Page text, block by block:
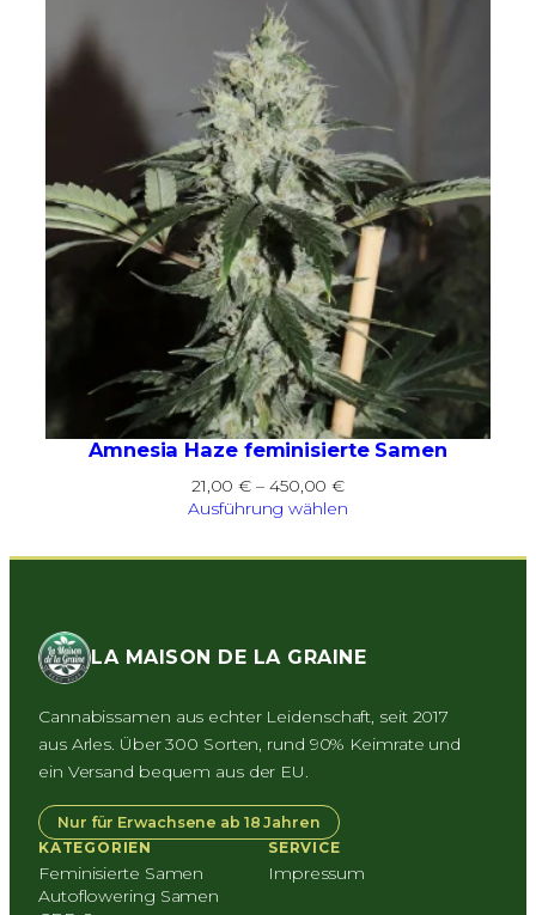
Amnesia Haze feminisierte Samen
21,00€ – 450,00€Preisspanne:
21,00 €
450,00 €
Ausführung wählen
LA MAISON DE LA GRAINE
Cannabissamen aus echter Leidenschaft, seit 2017
aus Arles. Über 300 Sorten, rund 90% Keimrate und
ein Versand bequem aus der EU.
Nur für Erwachsene ab 18 Jahren
KATEGORIEN
Feminisierte Samen
Autoflowering Samen
SERVICE
Impressum